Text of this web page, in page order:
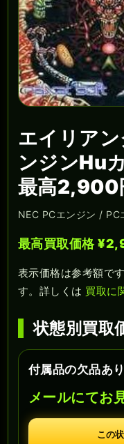
エイリア
ンジンHu
最高2,900
NEC PCエンジン / PC
最高買取価格
表示価格は参考額で
す。詳しくは 買取に
状態別買取
付属品の欠品あり
メールにてお
この